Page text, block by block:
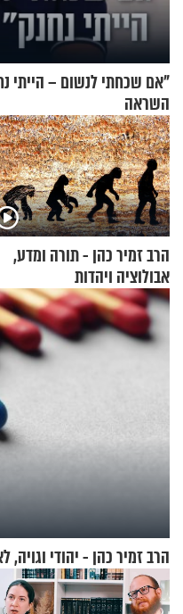
"אם שכחתי לנשום – הייתי
השראה
הרב זמיר כהן - תורה ומדע,
אבולוציה ויהדות
הרב זמיר כהן - יהודי וגויה,